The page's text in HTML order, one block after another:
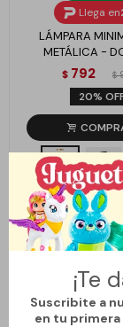
¡Te
Suscribite a
en tu primera
Llega en
LÁMPARA
METÁLICA -
$ 792 $
20